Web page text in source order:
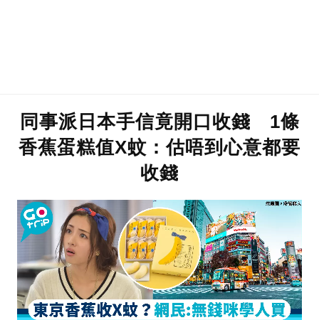
同事派日本手信竟開口收錢 1條
香蕉蛋糕值X蚊：估唔到心意都要
收錢